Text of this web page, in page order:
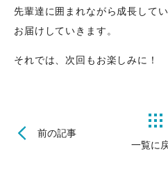
先輩達に囲まれながら成長して
お届けしていきます。
それでは、次回もお楽しみに！
前の記事
一覧に